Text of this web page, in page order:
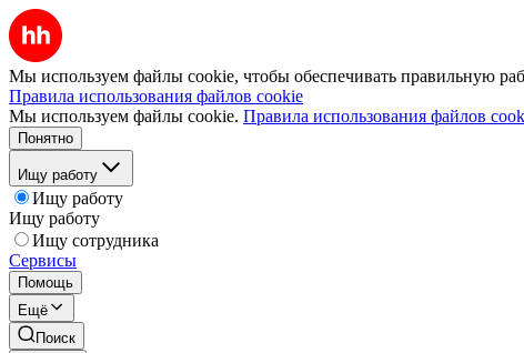
Мы используем файлы cookie, чтобы обеспечивать правильную
Правила использования файлов cookie
Мы используем файлы cookie. Правила использования файлов
Понятно
Ищу работу
Ищу работу
Ищу работу
Ищу сотрудника
Сервисы
Помощь
Ещё
Поиск